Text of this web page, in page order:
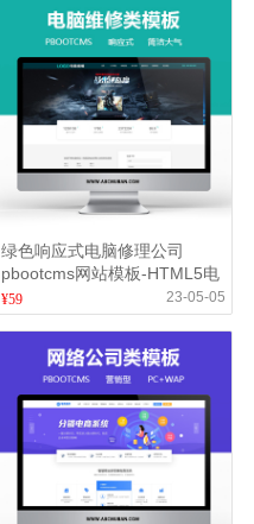
绿色响应式电脑修理公司
pbootcms网站模板-HTML5电
脑修理维修店网站源码(自适
应)
¥59 23-05-05